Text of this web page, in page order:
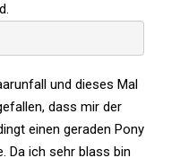
und dieses Mal
dass mir der
einen geraden Pony
Da ich sehr blass bin